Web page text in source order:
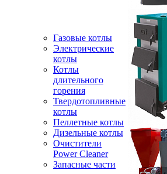
Газовые котлы
Электрические
котлы
Котлы
длительного
горения
Твердотопливные
котлы
Пеллетные котлы
Дизельные котлы
Очистители
Power Cleaner
Запасные части